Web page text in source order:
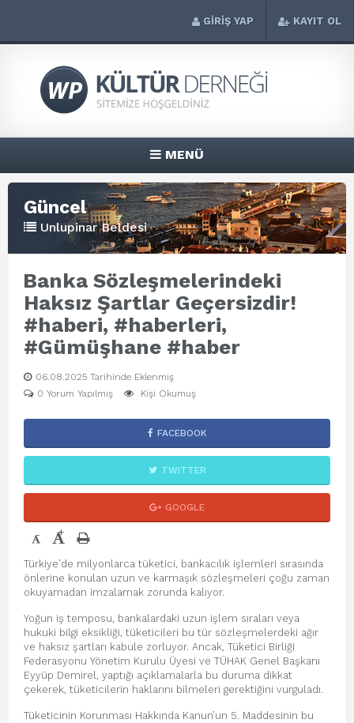
GİRİŞ YAP KAYIT OL
MENÜ
Güncel
Unlupinar Beldesi
Banka Sözleşmelerindeki
Haksız Şartlar Geçersizdir!
#haberi, #haberleri,
#Gümüşhane #haber
06.08.2025 Tarihinde Eklenmiş
0 Yorum Yapılmış
Kişi Okumuş
FACEBOOK
TWITTER
GOOGLE
- +
Türkiye’de milyonlarca tüketici, bankacılık işlemleri sırasında
önlerine konulan uzun ve karmaşık sözleşmeleri çoğu zaman
okuyamadan imzalamak zorunda kalıyor.
Yoğun iş temposu, bankalardaki uzun işlem sıraları veya
hukuki bilgi eksikliği, tüketicileri bu tür sözleşmelerdeki ağır
ve haksız şartları kabule zorluyor. Ancak, Tüketici Birliği
Federasyonu Yönetim Kurulu Üyesi ve TÜHAK Genel Başkanı
Eyyüp Demirel, yaptığı açıklamalarla bu duruma dikkat
çekerek, tüketicilerin haklarını bilmeleri gerektiğini vurguladı.
Tüketicinin Korunması Hakkında Kanun’un 5. Maddesinin bu